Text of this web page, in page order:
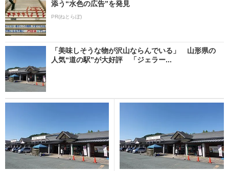
添う“水色の広告”を発見
PR(ねとらぼ)
「美味しそうな物が沢山ならんでいる」 山形県の
人気“道の駅”が大好評 「ジェラー...